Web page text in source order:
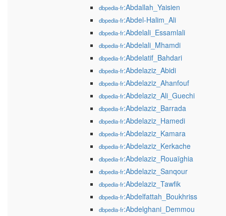
dbpedia-fr:Abdallah_Yaisien
dbpedia-fr:Abdel-Halim_Ali
dbpedia-fr:Abdelali_Essamlali
dbpedia-fr:Abdelali_Mhamdi
dbpedia-fr:Abdelatif_Bahdari
dbpedia-fr:Abdelaziz_Abidi
dbpedia-fr:Abdelaziz_Ahanfouf
dbpedia-fr:Abdelaziz_Ali_Guechi
dbpedia-fr:Abdelaziz_Barrada
dbpedia-fr:Abdelaziz_Hamedi
dbpedia-fr:Abdelaziz_Kamara
dbpedia-fr:Abdelaziz_Kerkache
dbpedia-fr:Abdelaziz_Rouaïghia
dbpedia-fr:Abdelaziz_Sanqour
dbpedia-fr:Abdelaziz_Tawfik
dbpedia-fr:Abdelfattah_Boukhriss
dbpedia-fr:Abdelghani_Demmou